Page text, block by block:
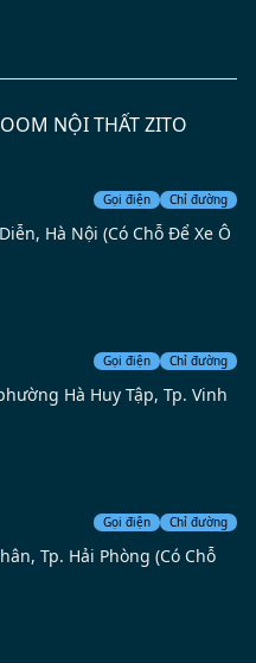
NỘI THẤT ZITO
Gọi điện Chỉ đường
Hà Nội (Có Chỗ Để Xe Ô
Gọi điện Chỉ đường
Hà Huy Tập, Tp. Vinh
Gọi điện Chỉ đường
Tp. Hải Phòng (Có Chỗ